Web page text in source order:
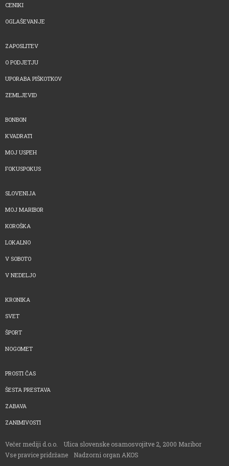
CENIKI
OGLAŠEVANJE
ZAPOSLITEV
O PODJETJU
UPORABA PIŠKOTKOV
ZEMLJEVID
BONBON
KVADRATI
MOJ USPEH
FOKUSPOKUS
SLOVENIJA
MOJ MARIBOR
KOROŠKA
LOKALNO
V SOBOTO
V NEDELJO
KRONIKA
SVET
ŠPORT
NOGOMET
PROSTI ČAS
ŠESTA PRESTAVA
ZABAVA
ZANIMIVOSTI
Večer mediji d.o.o.
Ulica slovenske osamosvojitve 2, 2000 Maribor
Vse pravice pridržane
Nadzorni organ AKOS